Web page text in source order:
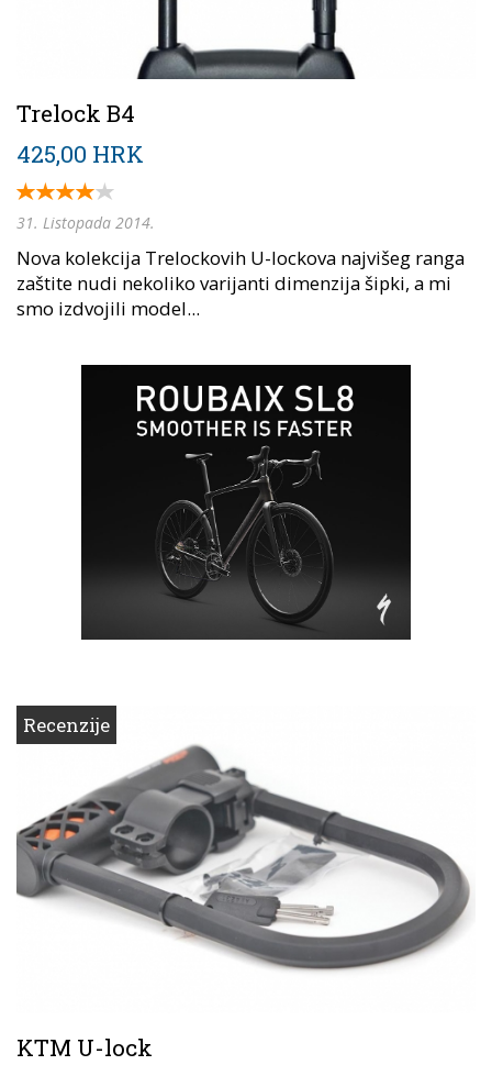
Trelock B4
425,00 HRK
31. Listopada 2014.
Nova kolekcija Trelockovih U-lockova najvišeg ranga
zaštite nudi nekoliko varijanti dimenzija šipki, a mi
smo izdvojili model...
Recenzije
KTM U-lock